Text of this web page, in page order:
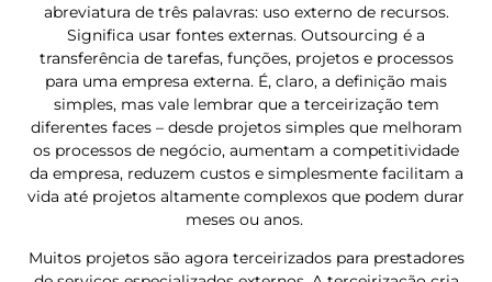
abreviatura de três palavras: uso externo de recursos.
Significa usar fontes externas. Outsourcing é a
transferência de tarefas, funções, projetos e processos
para uma empresa externa. É, claro, a definição mais
simples, mas vale lembrar que a terceirização tem
diferentes faces – desde projetos simples que melhoram
os processos de negócio, aumentam a competitividade
da empresa, reduzem custos e simplesmente facilitam a
vida até projetos altamente complexos que podem durar
meses ou anos.
Muitos projetos são agora terceirizados para prestadores